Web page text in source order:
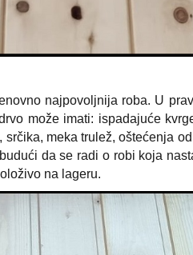
najpovoljnija roba. U
može imati: ispadajuće
meka trulež, oštećenja
da se radi o robi koja
na lageru.